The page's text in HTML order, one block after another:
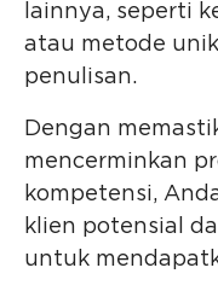
lainnya, seperti
atau metode
penulisan.
Dengan
mencerminkan
kompetensi,
klien potensial
untuk